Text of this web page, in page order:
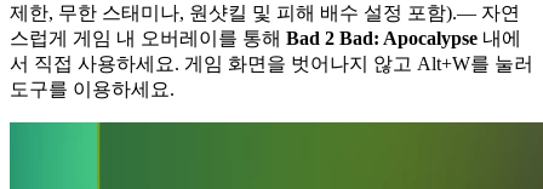
제한, 무한 스태미나, 원샷킬 및 피해 배수 설정 포함).— 자연
스럽게 게임 내 오버레이를 통해 Bad 2 Bad: Apocalypse 내에
서 직접 사용하세요. 게임 화면을 벗어나지 않고 Alt+W를 눌러
도구를 이용하세요.